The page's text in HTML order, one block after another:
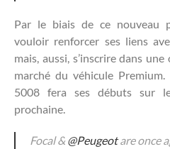
Par le biais de ce nouveau
vouloir renforcer ses liens
mais, aussi, s’inscrire dans
marché du véhicule
5008 fera ses débuts sur le
prochaine.
Focal & @Peugeotare once